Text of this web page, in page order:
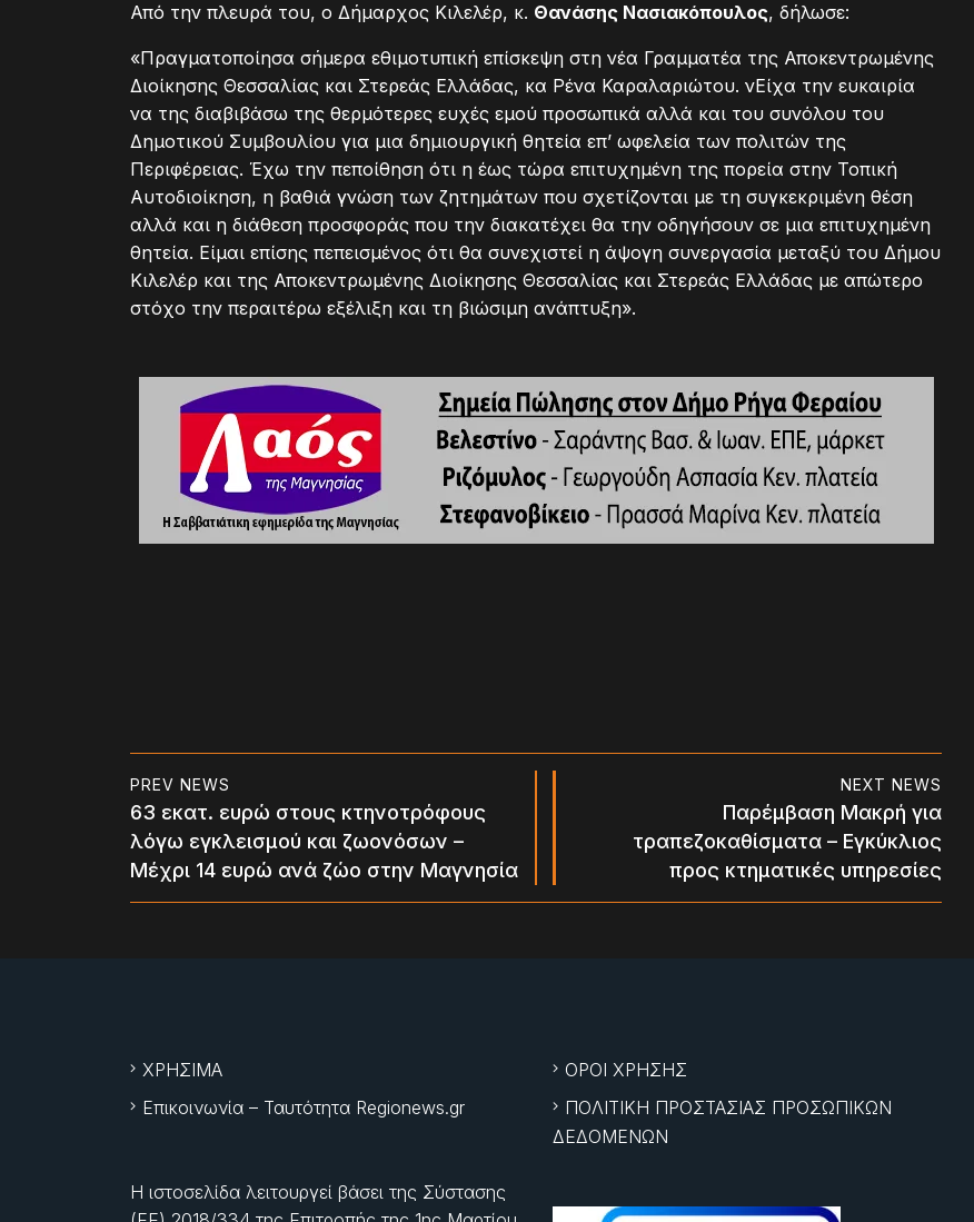
Από την πλευρά του, ο Δήμαρχος Κιλελέρ, κ. Θανάσης Νασιακόπουλος, δήλωσε:
«Πραγματοποίησα σήμερα εθιμοτυπική επίσκεψη στη νέα Γραμματέα της Αποκεντρωμένης
Διοίκησης Θεσσαλίας και Στερεάς Ελλάδας, κα Ρένα Καραλαριώτου. νΕίχα την ευκαιρία
να της διαβιβάσω της θερμότερες ευχές εμού προσωπικά αλλά και του συνόλου του
Δημοτικού Συμβουλίου για μια δημιουργική θητεία επ’ ωφελεία των πολιτών της
Περιφέρειας. Έχω την πεποίθηση ότι η έως τώρα επιτυχημένη της πορεία στην Τοπική
Αυτοδιοίκηση, η βαθιά γνώση των ζητημάτων που σχετίζονται με τη συγκεκριμένη θέση
αλλά και η διάθεση προσφοράς που την διακατέχει θα την οδηγήσουν σε μια επιτυχημένη
θητεία. Είμαι επίσης πεπεισμένος ότι θα συνεχιστεί η άψογη συνεργασία μεταξύ του Δήμου
Κιλελέρ και της Αποκεντρωμένης Διοίκησης Θεσσαλίας και Στερεάς Ελλάδας με απώτερο
στόχο την περαιτέρω εξέλιξη και τη βιώσιμη ανάπτυξη».
PREV NEWS
63 εκατ. ευρώ στους κτηνοτρόφους
λόγω εγκλεισμού και ζωονόσων –
Μέχρι 14 ευρώ ανά ζώο στην Μαγνησία
NEXT NEWS
Παρέμβαση Μακρή για
τραπεζοκαθίσματα – Εγκύκλιος
προς κτηματικές υπηρεσίες
ΧΡΗΣΙΜΑ
Επικοινωνία – Ταυτότητα Regionews.gr
Η ιστοσελίδα λειτουργεί βάσει της Σύστασης
ΟΡΟΙ ΧΡΗΣΗΣ
ΠΟΛΙΤΙΚΗ ΠΡΟΣΤΑΣΙΑΣ ΠΡΟΣΩΠΙΚΩΝ
ΔΕΔΟΜΕΝΩΝ